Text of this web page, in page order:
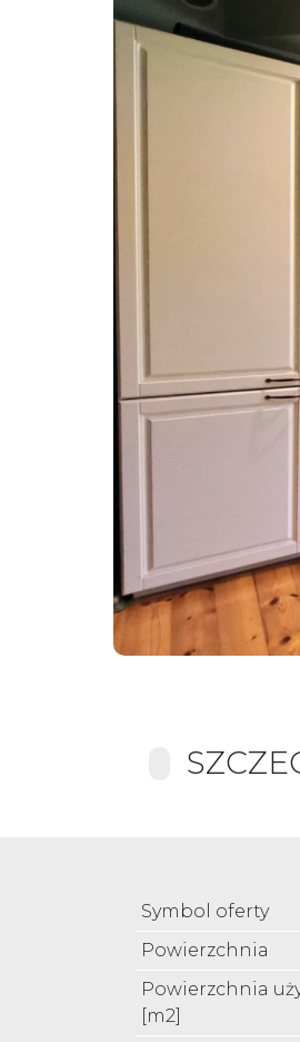
Symbol oferty
Powierzchnia
Powierzchnia
[m2]